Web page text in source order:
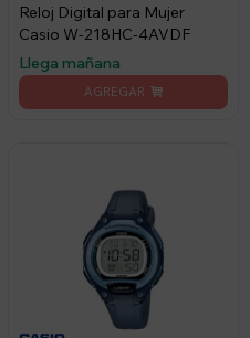
Reloj Digital para Mujer
Casio W-218HC-4AVDF
Llega mañana